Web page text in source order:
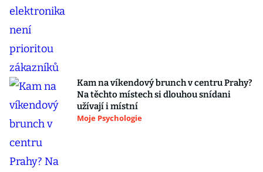
Kam na víkendový brunch v centru Prahy?
Na těchto místech si dlouhou snídani
užívají i místní
Moje Psychologie